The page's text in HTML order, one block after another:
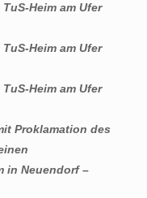
Heim am Ufer
Heim am Ufer
Heim am Ufer
Proklamation des
in Neuendorf –